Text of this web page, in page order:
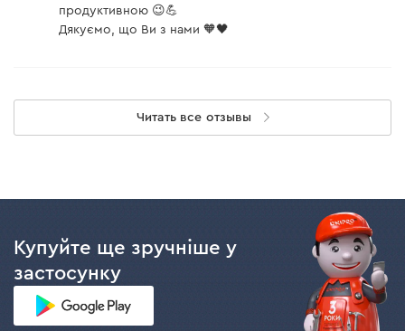
продуктивною 😉💪
Дякуємо, що Ви з нами 🧡🖤
Читать все отзывы
Купуйте ще зручніше у
застосунку